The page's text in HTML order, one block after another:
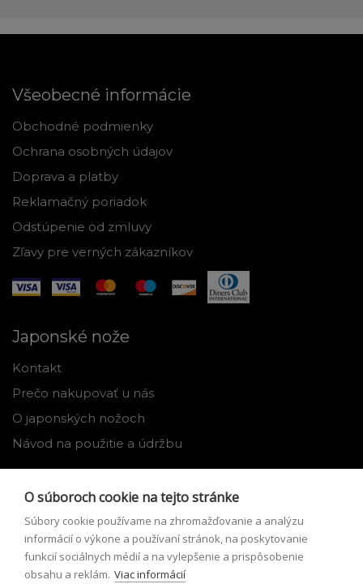
Všeobecné informácie
Obchodné podmienky
Ochrana osobných údajov
Doprava a platby
Reklamačný poriadok
Odstúpenie od zmluvy
Zľavy pre verných zákazníkov
Japonské nože
Kontakt
Prečo nakupovať u nás
O japonských nožoch
Návod na použitie a údržbu
Môj profil
Zabudnuté heslo
O súboroch cookie na tejto stránke
Súbory cookie používame na zhromažďovanie a analýzu
informácií o výkone a používaní stránok, na poskytovanie
funkcií sociálnych médií a na vylepšenie a prispôsobenie
obsahu a reklám. Viac informácií